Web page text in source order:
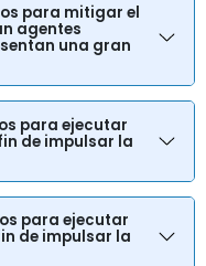
para mitigar el
agentes
una gran
para ejecutar
de impulsar la
para ejecutar
de impulsar la